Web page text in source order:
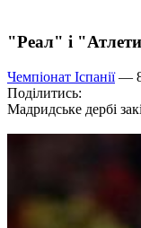
"Реал" і
Чемпіонат Іспанії—
Поділитись:
Мадридське дербі